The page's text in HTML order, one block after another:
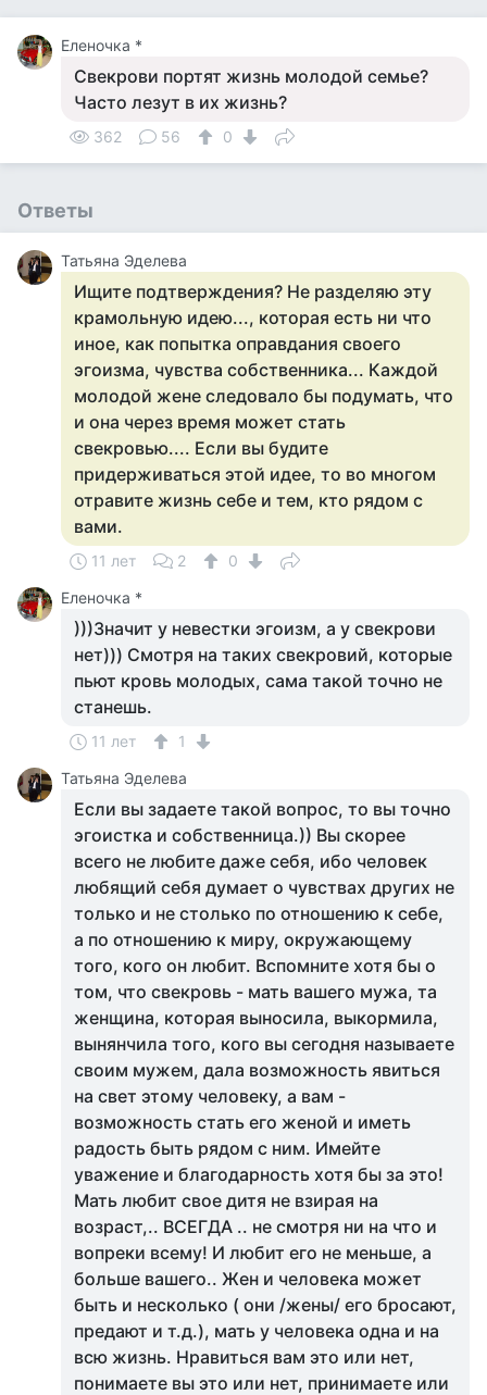
Еленочка *
Свекрови портят жизнь молодой семье?
Часто лезут в их жизнь?
362 56 0
Ответы
Татьяна Эделева
Ищите подтверждения? Не разделяю эту
крамольную идею..., которая есть ни что
иное, как попытка оправдания своего
эгоизма, чувства собственника... Каждой
молодой жене следовало бы подумать, что
и она через время может стать
свекровью.... Если вы будите
придерживаться этой идее, то во многом
отравите жизнь себе и тем, кто рядом с
вами.
11 лет 2
0
Еленочка *
)))Значит у невестки эгоизм, а у свекрови
нет))) Смотря на таких свекровий, которые
пьют кровь молодых, сама такой точно не
станешь.
11 лет
1
Татьяна Эделева
Если вы задаете такой вопрос, то вы точно
эгоистка и собственница.)) Вы скорее
всего не любите даже себя, ибо человек
любящий себя думает о чувствах других не
только и не столько по отношению к себе,
а по отношению к миру, окружающему
того, кого он любит. Вспомните хотя бы о
том, что свекровь - мать вашего мужа, та
женщина, которая выносила, выкормила,
вынянчила того, кого вы сегодня называете
своим мужем, дала возможность явиться
на свет этому человеку, а вам -
возможность стать его женой и иметь
радость быть рядом с ним. Имейте
уважение и благодарность хотя бы за это!
Мать любит свое дитя не взирая на
возраст,.. ВСЕГДА .. не смотря ни на что и
вопреки всему! И любит его не меньше, а
больше вашего.. Жен и человека может
быть и несколько ( они /жены/ его бросают,
предают и т.д.), мать у человека одна и на
всю жизнь. Нравиться вам это или нет,
понимаете вы это или нет, принимаете или